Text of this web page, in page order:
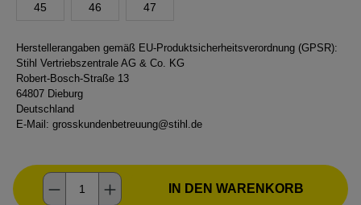
45 46 47
Herstellerangaben gemäß EU-Produktsicherheitsverordnung (GPSR):
Stihl Vertriebszentrale AG & Co. KG
Robert-Bosch-Straße 13
64807 Dieburg
Deutschland
E-Mail: grosskundenbetreuung@stihl.de
Produkt Anzahl: Gib den gewünschten
IN DEN WARENKORB